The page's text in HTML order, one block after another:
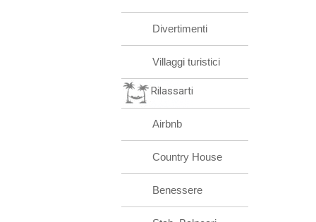
Divertimenti
Villaggi turistici
Rilassarti
Airbnb
Country House
Benessere